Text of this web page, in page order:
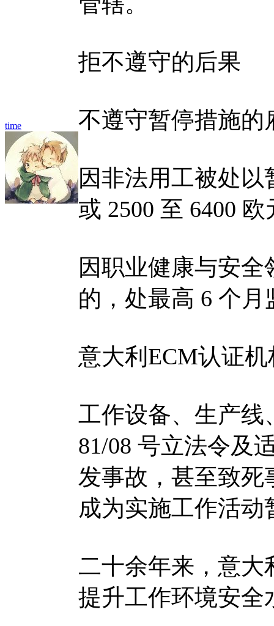
time
拒不遵守的后果
不遵守暂停措施的
因非法用工被处
或 2500 至 6400
因职业健康与安
的，处最高 6 个月
意大利ECM认证
工作设备、生产线
81/08 号立法令及
发事故，甚至致死
成为实施工作活
二十余年来，意大
提升工作环境安全